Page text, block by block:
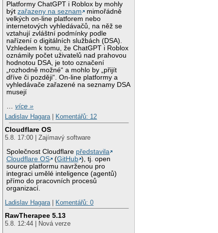
Platformy ChatGPT i Roblox by mohly
býtzařazeny na seznam
mimořádně
velkých on-line platforem nebo
internetových vyhledávačů, na něž se
vztahují zvláštní podmínky podle
nařízení o digitálních službách (DSA).
Vzhledem k tomu, že ChatGPT i Roblox
oznámily počet uživatelů nad prahovou
hodnotou DSA, je toto označení
„rozhodně možné“ a mohlo by „přijít
dříve či později“. On-line platformy a
vyhledávače zařazené na seznamy DSA
musejí
…více »
Ladislav Hagara| Komentářů: 12
Cloudflare OS
5.8. 17:00 | Zajímavý software
Společnost Cloudflare představila
Cloudflare OS
(GitHub ), tj. open
source platformu navrženou pro
integraci umělé inteligence (agentů)
přímo do pracovních procesů
organizací.
Ladislav Hagara| Komentářů: 0
RawTherapee 5.13
5.8. 12:44 | Nová verze